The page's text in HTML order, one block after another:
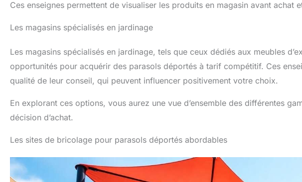
Ces enseignes permettent de visualiser les produits en magasin avant achat
Les magasins spécialisés en jardinage
Les magasins spécialisés en jardinage, tels que ceux dédiés aux meubles
opportunités pour acquérir des parasols déportés à tarif compétitif. Ces
qualité de leur conseil, qui peuvent influencer positivement votre choix.
En explorant ces options, vous aurez une vue d’ensemble des différentes
décision d’achat.
Les sites de bricolage pour parasols déportés abordables